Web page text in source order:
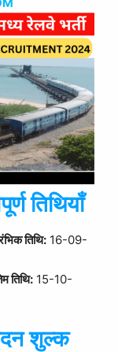
तिथियाँ
तिथि: 16-09-
तिथि: 15-10-
शुल्क